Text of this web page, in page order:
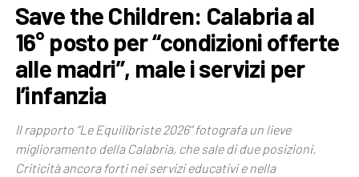
Save the Children: Calabria al
16° posto per “condizioni offerte
alle madri”, male i servizi per
l’infanzia
Il rapporto “Le Equilibriste 2026” fotografa un lieve
miglioramento della Calabria, che sale di due posizioni.
Criticità ancora forti nei servizi educativi e nella